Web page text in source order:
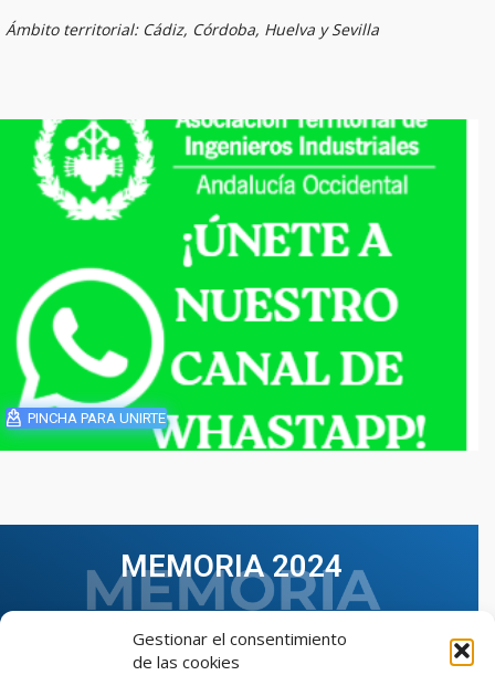
Gestionar el consentimiento
de las cookies
Ámbito territorial: Cádiz, Córdoba, Huelva y Sevilla
PINCHA PARA UNIRTE
MEMORIA 2024